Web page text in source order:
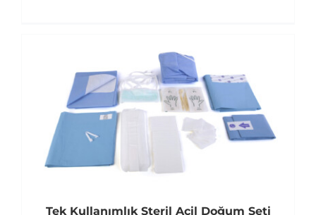
Tek Kullanımlık Steril Acil Doğum Seti